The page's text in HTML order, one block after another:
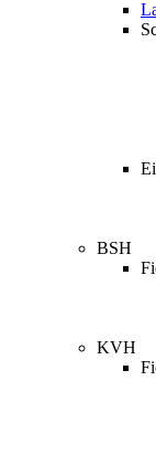
BSH
KVH